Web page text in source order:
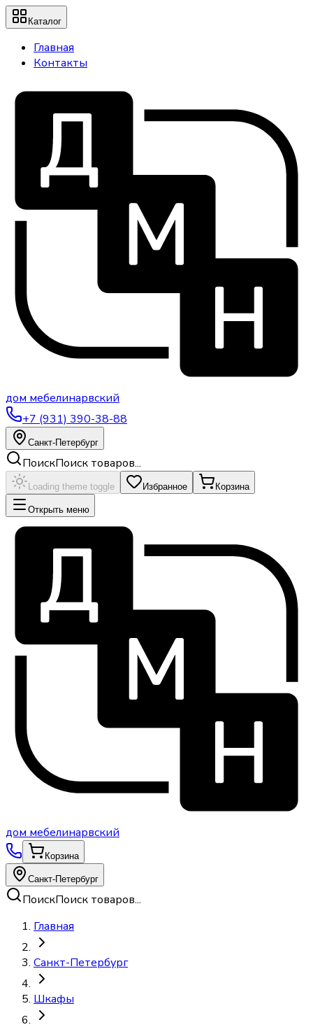
Каталог
Главная
Контакты
дом мебелинарвский
+7 (931) 390-38-88
Санкт-Петербург
ПоискПоиск товаров...
Loading theme toggle Избранное Корзина
Открыть меню
дом мебелинарвский
Корзина
Санкт-Петербург
ПоискПоиск товаров...
Главная
Санкт-Петербург
Шкафы